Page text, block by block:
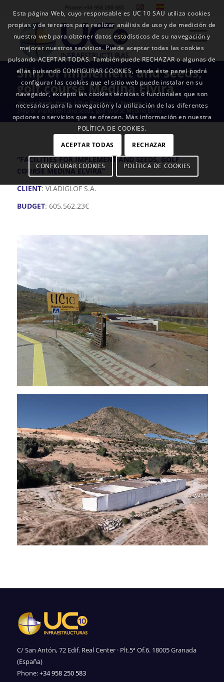
Ship of implement and seeds,
golf course Medina Elvira
You are here: Home / Our Portfolio / Services /
Ship of implement and seeds, golf course Medina Elvira
“FACILITIES FOR IMPLEMENT AND SEEDS, GOLF
COURSE MEDINA ELVIRA”
CLIENT: VLADIGLOF S.A.
BUDGET: 605,562.23€
C/ San Antón, 72 Edif. Real Center · Plt.5ª Of.6. 18005 Granada
(España)
Phone:+34 958 250 583
Esta página Web, cuyo responsable es UC 10 SAU utiliza cookies
propias y de terceros para realizar análisis de uso y de medición de
nuestra web para obtener datos estadísticos de su navegación y
mejorar nuestros servicios. Puede aceptar todas las cookies
pulsando ACEPTAR TODAS. También puede RECHAZAR o algunas de
ellas pulsando CONFIGURAR COOKIES, desde este panel podrá
configurar las cookies que el sitio web puede instalar en su
navegador, excepto las cookies técnicas o funcionales que son
necesarias para la navegación y la utilización de las diferentes
opciones o servicios que se ofrecen. Más información en nuestra
POLÍTICA DE COOKIES.
ACEPTAR TODAS
RECHAZAR
CONFIGURAR COOKIES POLÍTICA DE COOKIES